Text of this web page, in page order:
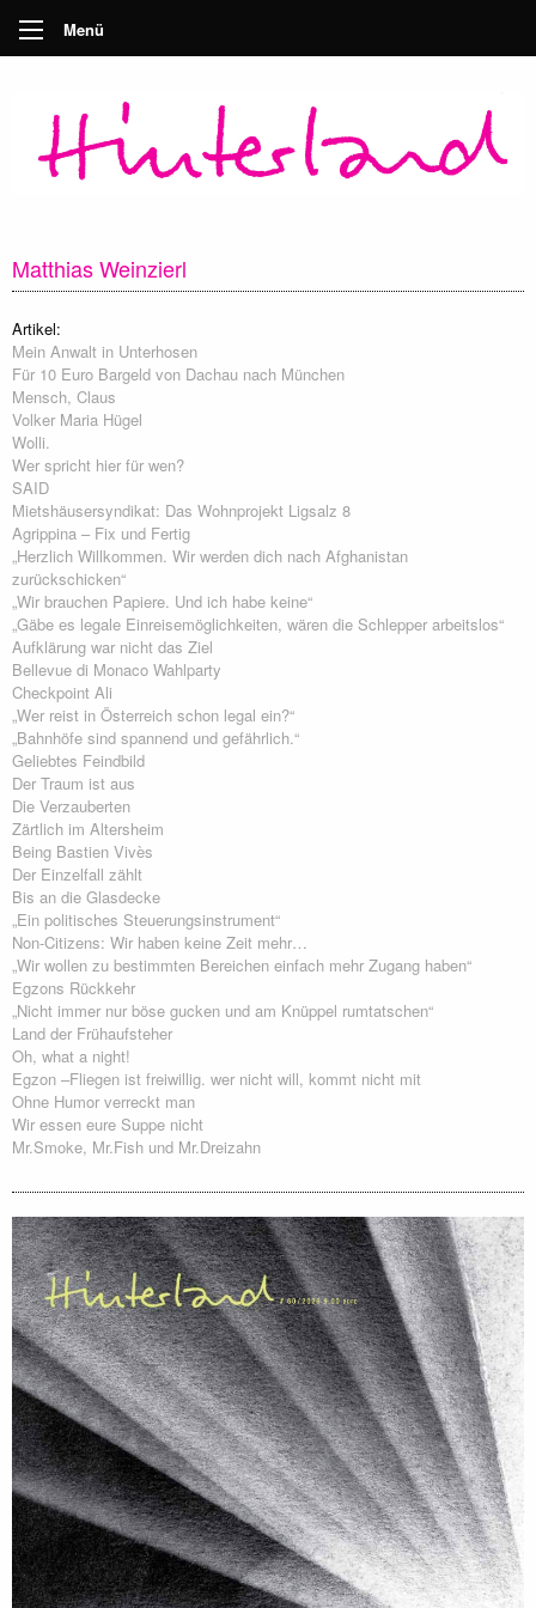
Menü
Matthias Weinzierl
Artikel:
Mein Anwalt in Unterhosen
Für 10 Euro Bargeld von Dachau nach München
Mensch, Claus
Volker Maria Hügel
Wolli.
Wer spricht hier für wen?
SAID
Mietshäusersyndikat: Das Wohnprojekt Ligsalz 8
Agrippina – Fix und Fertig
„Herzlich Willkommen. Wir werden dich nach Afghanistan
zurückschicken“
„Wir brauchen Papiere. Und ich habe keine“
„Gäbe es legale Einreisemöglichkeiten, wären die Schlepper arbeitslos“
Aufklärung war nicht das Ziel
Bellevue di Monaco Wahlparty
Checkpoint Ali
„Wer reist in Österreich schon legal ein?“
„Bahnhöfe sind spannend und gefährlich.“
Geliebtes Feindbild
Der Traum ist aus
Die Verzauberten
Zärtlich im Altersheim
Being Bastien Vivès
Der Einzelfall zählt
Bis an die Glasdecke
„Ein politisches Steuerungsinstrument“
Non-Citizens: Wir haben keine Zeit mehr…
„Wir wollen zu bestimmten Bereichen einfach mehr Zugang haben“
Egzons Rückkehr
„Nicht immer nur böse gucken und am Knüppel rumtatschen“
Land der Frühaufsteher
Oh, what a night!
Egzon –Fliegen ist freiwillig. wer nicht will, kommt nicht mit
Ohne Humor verreckt man
Wir essen eure Suppe nicht
Mr.Smoke, Mr.Fish und Mr.Dreizahn